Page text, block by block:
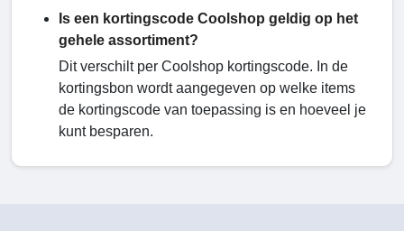
Is een kortingscode Coolshop geldig op het
gehele assortiment?
Dit verschilt per Coolshop kortingscode. In de
kortingsbon wordt aangegeven op welke items
de kortingscode van toepassing is en hoeveel je
kunt besparen.